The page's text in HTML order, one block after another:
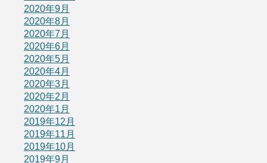
2020年9月
2020年8月
2020年7月
2020年6月
2020年5月
2020年4月
2020年3月
2020年2月
2020年1月
2019年12月
2019年11月
2019年10月
2019年9月